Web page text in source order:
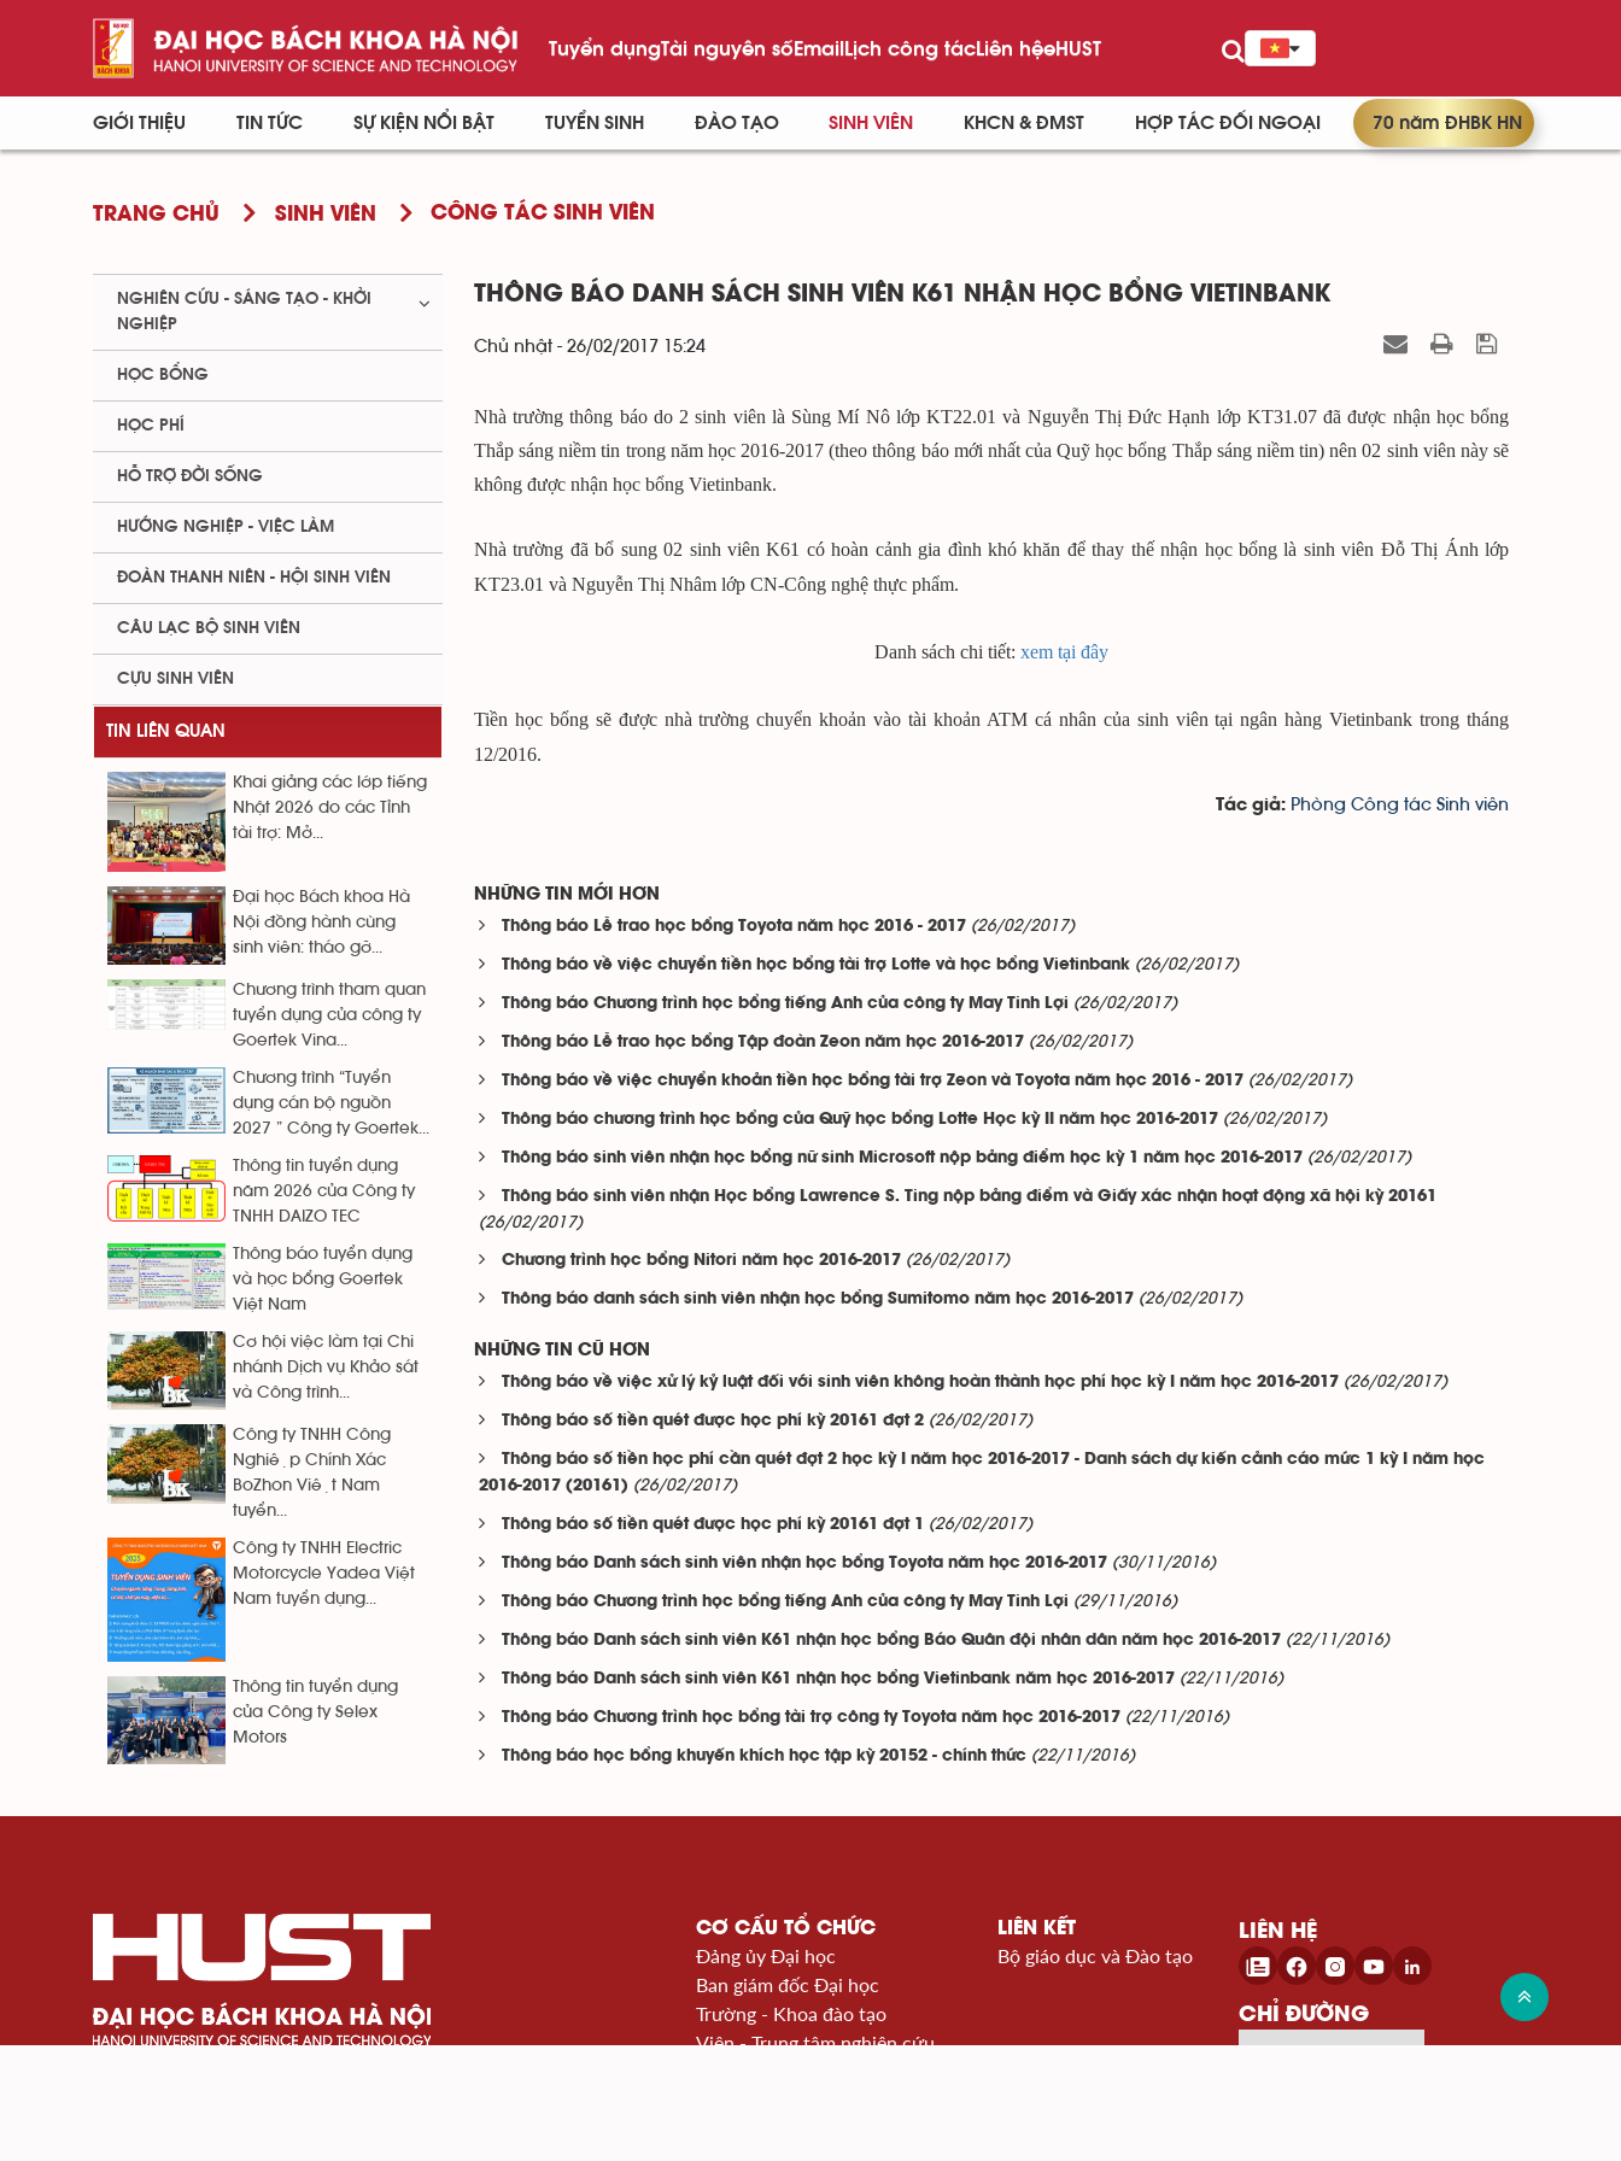
Tuyển dụngTài nguyên sốEmailLịch công tácLiên hệeHUST
GIỚI THIỆU TIN TỨC SỰ KIỆN NỔI BẬT TUYỂN SINH ĐÀO TẠO SINH VIÊN KHCN & ĐMST HỢP TÁC ĐỐI NGOẠI 70 năm ĐHBK HN
TRANG CHỦ SINH VIÊN CÔNG TÁC SINH VIÊN
THÔNG BÁO DANH SÁCH SINH VIÊN K61 NHẬN HỌC BỔNG VIETINBANK
Chủ nhật - 26/02/2017 15:24
Nhà trường thông báo do 2 sinh viên là Sùng Mí Nô lớp KT22.01 và Nguyễn Thị Đức Hạnh lớp KT31.07 đã được nhận học bổng
Thắp sáng niềm tin trong năm học 2016-2017 (theo thông báo mới nhất của Quỹ học bổng Thắp sáng niềm tin) nên 02 sinh viên này sẽ
không được nhận học bổng Vietinbank.
Nhà trường đã bổ sung 02 sinh viên K61 có hoàn cảnh gia đình khó khăn để thay thế nhận học bổng là sinh viên Đỗ Thị Ánh lớp
KT23.01 và Nguyễn Thị Nhâm lớp CN-Công nghệ thực phẩm.
Danh sách chi tiết: xem tại đây
Tiền học bổng sẽ được nhà trường chuyển khoản vào tài khoản ATM cá nhân của sinh viên tại ngân hàng Vietinbank trong tháng
12/2016.
Tác giả: Phòng Công tác Sinh viên
NHỮNG TIN MỚI HƠN
Thông báo Lễ trao học bổng Toyota năm học 2016 - 2017 (26/02/2017)
Thông báo về việc chuyển tiền học bổng tài trợ Lotte và học bổng Vietinbank (26/02/2017)
Thông báo Chương trình học bổng tiếng Anh của công ty May Tinh Lợi (26/02/2017)
Thông báo Lễ trao học bổng Tập đoàn Zeon năm học 2016-2017 (26/02/2017)
Thông báo về việc chuyển khoản tiền học bổng tài trợ Zeon và Toyota năm học 2016 - 2017 (26/02/2017)
Thông báo chương trình học bổng của Quỹ học bổng Lotte Học kỳ II năm học 2016-2017 (26/02/2017)
Thông báo sinh viên nhận học bổng nữ sinh Microsoft nộp bảng điểm học kỳ 1 năm học 2016-2017 (26/02/2017)
Thông báo sinh viên nhận Học bổng Lawrence S. Ting nộp bảng điểm và Giấy xác nhận hoạt động xã hội kỳ 20161
(26/02/2017)
Chương trình học bổng Nitori năm học 2016-2017 (26/02/2017)
Thông báo danh sách sinh viên nhận học bổng Sumitomo năm học 2016-2017 (26/02/2017)
NHỮNG TIN CŨ HƠN
Thông báo về việc xử lý kỷ luật đối với sinh viên không hoàn thành học phí học kỳ I năm học 2016-2017 (26/02/2017)
Thông báo số tiền quét được học phí kỳ 20161 đợt 2 (26/02/2017)
Thông báo số tiền học phí cần quét đợt 2 học kỳ I năm học 2016-2017 - Danh sách dự kiến cảnh cáo mức 1 kỳ I năm học
2016-2017 (20161) (26/02/2017)
Thông báo số tiền quét được học phí kỳ 20161 đợt 1 (26/02/2017)
Thông báo Danh sách sinh viên nhận học bổng Toyota năm học 2016-2017 (30/11/2016)
Thông báo Chương trình học bổng tiếng Anh của công ty May Tinh Lợi (29/11/2016)
Thông báo Danh sách sinh viên K61 nhận học bổng Báo Quân đội nhân dân năm học 2016-2017 (22/11/2016)
Thông báo Danh sách sinh viên K61 nhận học bổng Vietinbank năm học 2016-2017 (22/11/2016)
Thông báo Chương trình học bổng tài trợ công ty Toyota năm học 2016-2017 (22/11/2016)
Thông báo học bổng khuyến khích học tập kỳ 20152 - chính thức (22/11/2016)
NGHIÊN CỨU - SÁNG TẠO - KHỞI
NGHIỆP
HỌC BỔNG
HỌC PHÍ
HỖ TRỢ ĐỜI SỐNG
HƯỚNG NGHIỆP - VIỆC LÀM
ĐOÀN THANH NIÊN - HỘI SINH VIÊN
CÂU LẠC BỘ SINH VIÊN
CỰU SINH VIÊN
TIN LIÊN QUAN
Khai giảng các lớp tiếng
Nhật 2026 do các Tỉnh
tài trợ: Mở...
Đại học Bách khoa Hà
Nội đồng hành cùng
sinh viên: tháo gỡ...
Chương trình tham quan
tuyển dụng của công ty
Goertek Vina...
Chương trình “Tuyển
dụng cán bộ nguồn
2027 ” Công ty Goertek...
Thông tin tuyển dụng
năm 2026 của Công ty
TNHH DAIZO TEC
Thông báo tuyển dụng
và học bổng Goertek
Việt Nam
Cơ hội việc làm tại Chi
nhánh Dịch vụ Khảo sát
và Công trình...
Công ty TNHH Công
Nghiệp Chính Xác
BoZhon Việt Nam
tuyển...
Công ty TNHH Electric
Motorcycle Yadea Việt
Nam tuyển dụng...
Thông tin tuyển dụng
của Công ty Selex
Motors
CƠ CẤU TỔ CHỨC
Đảng ủy Đại học
Ban giám đốc Đại học
Trường - Khoa đào tạo
Viện - Trung tâm nghiên cứu
LIÊN KẾT
Bộ giáo dục và Đào tạo
LIÊN HỆ
CHỈ ĐƯỜNG